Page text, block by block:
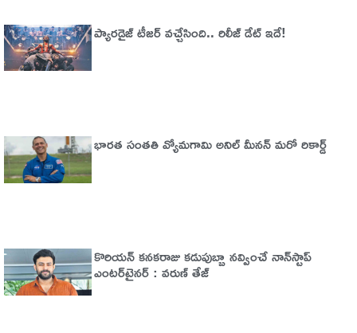
ప్యారడైజ్‌ టీజర్‌ వచ్చేసింది.. రిలీజ్‌ డేట్‌ ఇదే!
భారత సంతతి వ్యోమగామి అనిల్‌ మీనన్‌ మరో రికార్డ్‌
కొరియన్ కనకరాజు కడుపుబ్బా నవ్వించే నాన్‌స్టాప్
ఎంటర్‌టైనర్ : వరుణ్ తేజ్